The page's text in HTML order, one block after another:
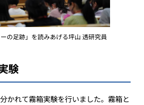
ーの足跡」を読みあげる坪山 透研究員
験
かれて霧箱実験を行いました。霧箱と